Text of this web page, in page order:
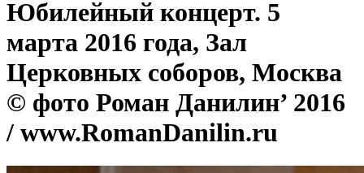
Юбилейный концерт. 5
марта 2016 года, Зал
Церковных соборов, Москва
© фото Роман Данилин’ 2016
/ www.RomanDanilin.ru